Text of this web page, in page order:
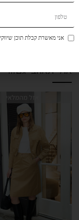
הוסף לרשימת המשאלות
אולי תאהבי גם...
אזל מהמלאי
אני מאשרת קבלת תוכן